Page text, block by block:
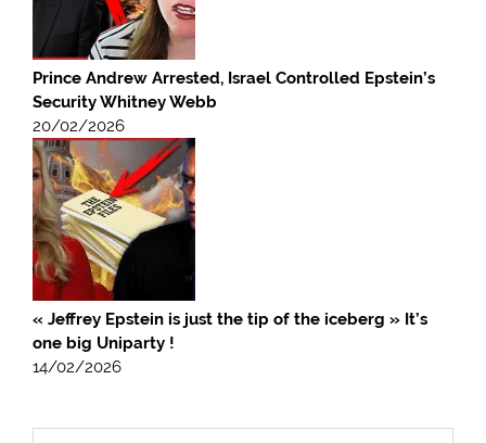
Prince Andrew Arrested, Israel Controlled Epstein’s
Security Whitney Webb
20/02/2026
« Jeffrey Epstein is just the tip of the iceberg » It’s
one big Uniparty !
14/02/2026